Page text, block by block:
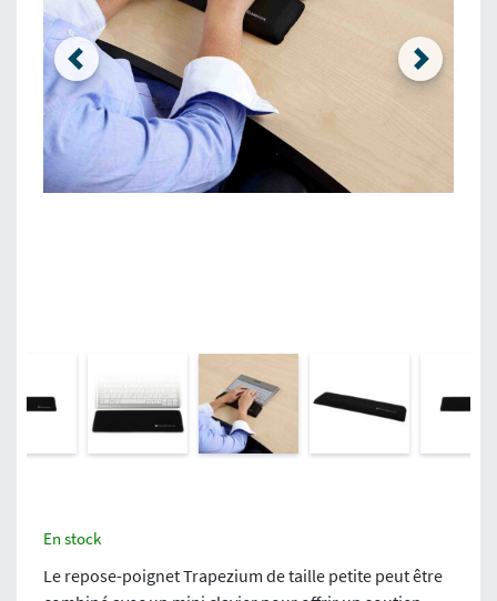
En stock
Le repose-poignet Trapezium de taille petite peut être